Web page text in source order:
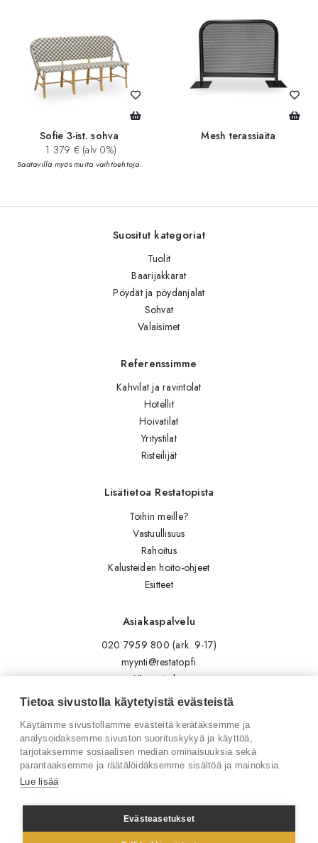
Sofie 3-ist. sohva
1 379 € (alv 0%)
Saatavilla myös muita vaihtoehtoja.
Mesh terassiaita
Suositut kategoriat
Tuolit
Baarijakkarat
Pöydät ja pöydänjalat
Sohvat
Valaisimet
Referenssimme
Kahvilat ja ravintolat
Hotellit
Hoivatilat
Yritystilat
Risteilijät
Lisätietoa Restatopista
Töihin meille?
Vastuullisuus
Rahoitus
Kalusteiden hoito-ohjeet
Esitteet
Asiakaspalvelu
020 7959 800 (ark. 9-17)
myynti@restatop.fi
Yhteystiedot
Lähetä viesti
Seuraa meitä
Tilaa uutiskirje
Facebook
Tietoa sivustolla käytetyistä evästeistä
Käytämme sivustollamme evästeitä kerätäksemme ja
analysoidaksemme sivuston suorituskykyä ja käyttöä,
tarjotaksemme sosiaalisen median ominaisuuksia sekä
parantaaksemme ja räätälöidäksemme sisältöä ja mainoksia.
Lue lisää
Evästeasetukset